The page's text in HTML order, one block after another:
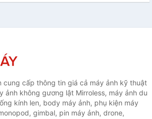
cung cấp thông tin giá cả máy ảnh kỹ thuật
ảnh không gương lật Mirroless, máy ảnh du
kính len, body máy ảnh, phụ kiện máy
gimbal, pin máy ảnh, drone,